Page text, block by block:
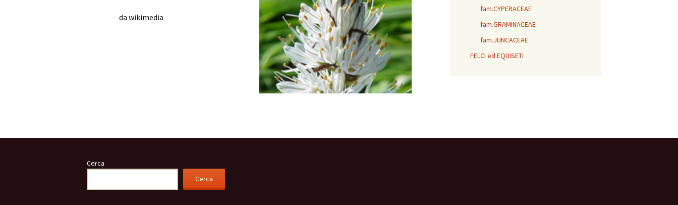
da wikimedia
fam.CYPERACEAE
fam.GRAMINACEAE
fam.JUNCACEAE
FELCI ed EQUISETI
Cerca
Cerca